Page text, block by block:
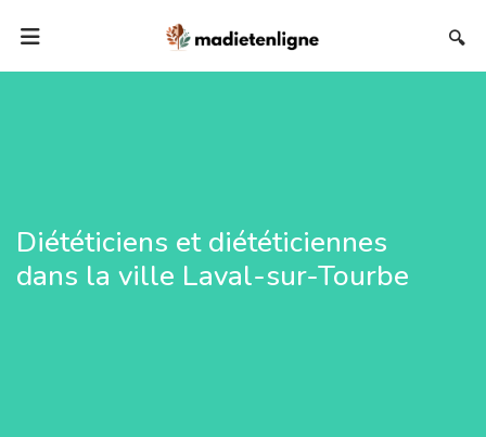
🔍
Diététiciens et diététiciennes
dans la ville Laval-sur-Tourbe